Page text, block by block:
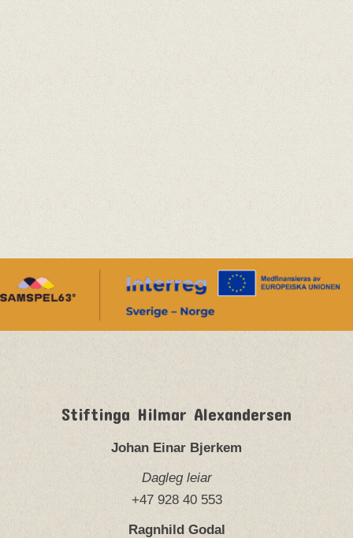
Stiftinga Hilmar Alexandersen
Johan Einar Bjerkem
Dagleg leiar
+47 928 40 553
Ragnhild Godal